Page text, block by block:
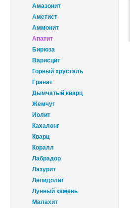
Амазонит
Аметист
Аммонит
Апатит
Бирюза
Варисцит
Горный хрусталь
Гранат
Дымчатый кварц
Жемчуг
Иолит
Кахалонг
Кварц
Коралл
Лабрадор
Лазурит
Лепидолит
Лунный камень
Малахит